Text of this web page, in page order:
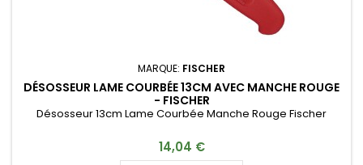
MARQUE: FISCHER
DÉSOSSEUR LAME COURBÉE 13CM AVEC MANCHE ROUGE
- FISCHER
Désosseur 13cm Lame Courbée Manche Rouge Fischer
14,04 €